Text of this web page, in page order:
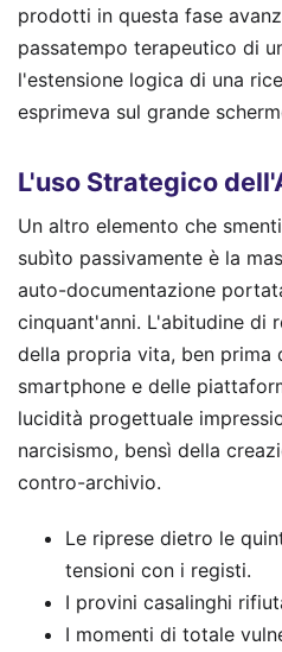
prodotti in questa fase
passatempo terapeutico di
l'estensione logica di una
esprimeva sul grande
L'uso Strategico
Un altro elemento che
subìto passivamente è la
auto-documentazione
cinquant'anni. L'abitudine di
della propria vita, ben prima
smartphone e delle
lucidità progettuale
narcisismo, bensì della
contro-archivio.
Le riprese dietro le
tensioni con i registi.
I provini casalinghi
I momenti di totale